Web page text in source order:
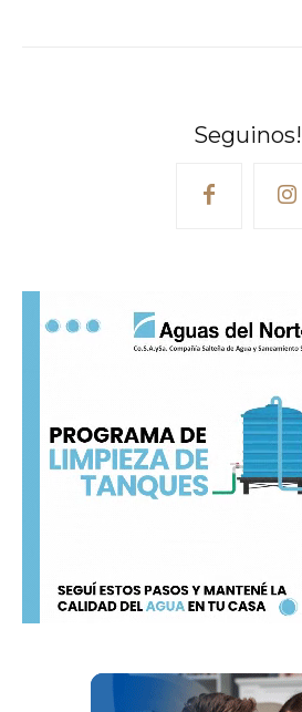
Seguinos!